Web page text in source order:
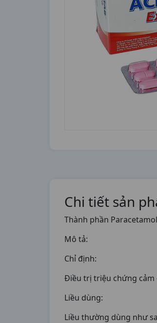
Chi tiết sản
Thành phần Paracetamol .
Mô tả:
Chỉ định:
Điều trị triệu chứng cảm
Liều dùng:
Liều thường dùng như